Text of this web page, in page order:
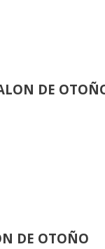
DE
DE OTOÑO